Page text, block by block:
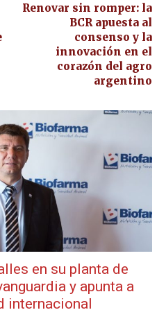
Renovar sin romper: la
BCR apuesta al
consenso y la
innovación en el
corazón del agro
argentino
en su planta de
y apunta a
internacional